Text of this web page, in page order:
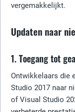
vergemakkelijkt.
Updaten naar
1. Toegang tot
Ontwikkelaars die
Studio 2017 naar
of Visual Studio